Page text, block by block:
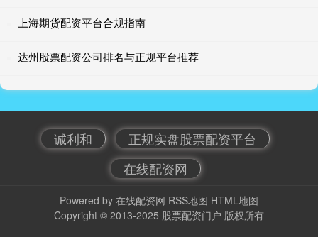
上海期货配资平台合规指南
达州股票配资公司排名与正规平台推荐
诚利和
正规实盘股票配资平台
在线配资网
Powered by 在线配资网 RSS地图 HTML地图
Copyright © 2013-2025 股票配资门户 版权所有